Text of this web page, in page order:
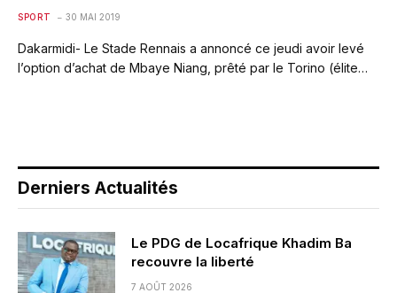
SPORT 30 MAI 2019
Dakarmidi- Le Stade Rennais a annoncé ce jeudi avoir levé
l’option d’achat de Mbaye Niang, prêté par le Torino (élite…
Derniers Actualités
Le PDG de Locafrique Khadim Ba
recouvre la liberté
7 AOÛT 2026